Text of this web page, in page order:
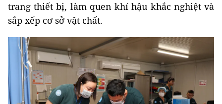
trang thiết bị, làm quen khí hậu khắc nghiệt và
sắp xếp cơ sở vật chất.